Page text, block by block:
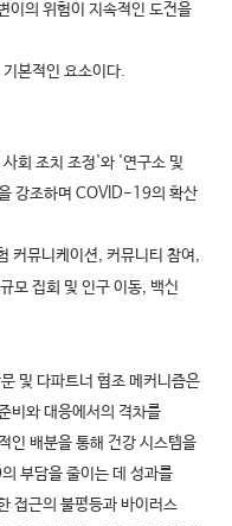
이의 위험이 지속적인 도전을
본적인 요소이다.
회 조치 조정'와 '연구소 및
강조하며 COVID-19의 확산
커뮤니케이션, 커뮤니티 참여,
모 집회 및 인구 이동, 백신
및 다파트너 협조 메커니즘은
비와 대응에서의 격차를
인 배분을 통해 건강 시스템을
의 부담을 줄이는 데 성과를
접근의 불평등과 바이러스